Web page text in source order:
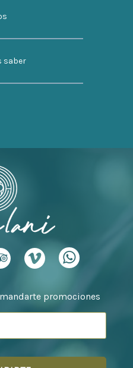
saber
promociones